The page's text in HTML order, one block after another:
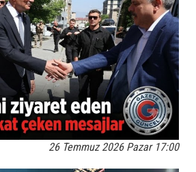
26 Temmuz 2026 Pazar 17:00